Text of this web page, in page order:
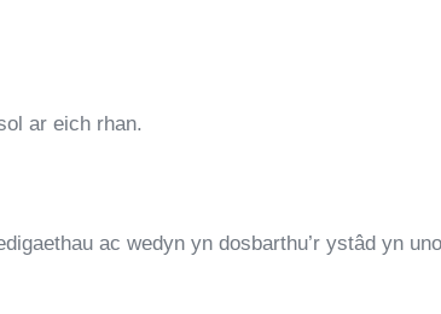
ar eich rhan.
ac wedyn yn dosbarthu’r ystâd yn